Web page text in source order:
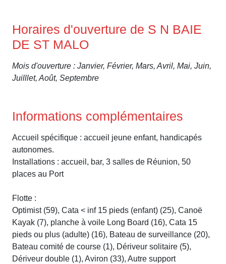
Horaires d'ouverture de S N BAIE
DE ST MALO
Mois d'ouverture : Janvier, Février, Mars, Avril, Mai, Juin,
Juilllet, Août, Septembre
Informations complémentaires
Accueil spécifique : accueil jeune enfant, handicapés
autonomes.
Installations : accueil, bar, 3 salles de Réunion, 50
places au Port
Flotte :
Optimist (59), Cata < inf 15 pieds (enfant) (25), Canoë
Kayak (7), planche à voile Long Board (16), Cata 15
pieds ou plus (adulte) (16), Bateau de surveillance (20),
Bateau comité de course (1), Dériveur solitaire (5),
Dériveur double (1), Aviron (33), Autre support